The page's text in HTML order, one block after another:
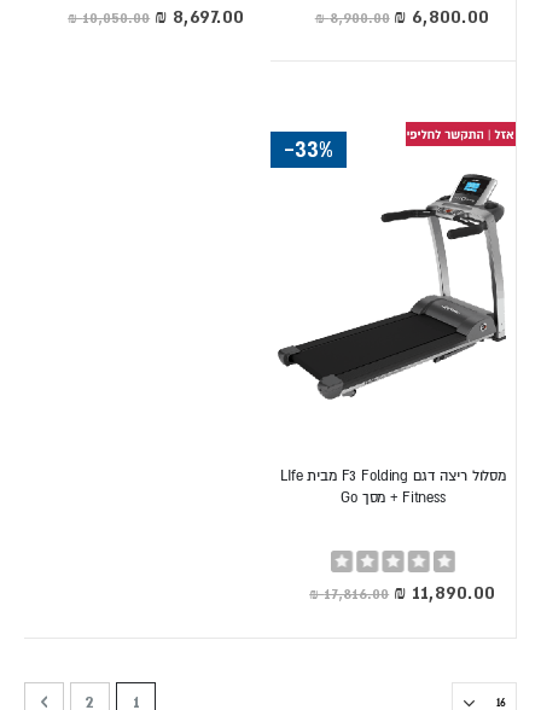
0%
‏8,900.00 ₪ מחיר
מיוחד
0% מחיר
מיוחד
-33%
מסלול ריצה דגם F3 Folding מבית LIfe
Fitness + מסך Go
Rating:
0%
מחיר
מיוחד
reading page
1 דף
2 דף
הבא